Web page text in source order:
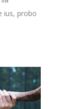
ius, probo